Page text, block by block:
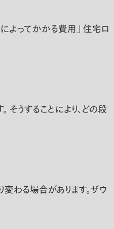
よってかかる費用」 住宅ロ
うすることにより、どの段
わる場合があります。ザウ